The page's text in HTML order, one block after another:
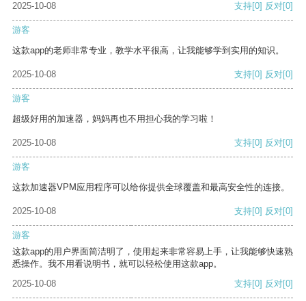
2025-10-08 支持[0] 反对[0]
游客
这款app的老师非常专业，教学水平很高，让我能够学到实用的知识。
2025-10-08 支持[0] 反对[0]
游客
超级好用的加速器，妈妈再也不用担心我的学习啦！
2025-10-08 支持[0] 反对[0]
游客
这款加速器VPM应用程序可以给你提供全球覆盖和最高安全性的连接。
2025-10-08 支持[0] 反对[0]
游客
这款app的用户界面简洁明了，使用起来非常容易上手，让我能够快速熟
悉操作。我不用看说明书，就可以轻松使用这款app。
2025-10-08
支持[0] 反对[0]